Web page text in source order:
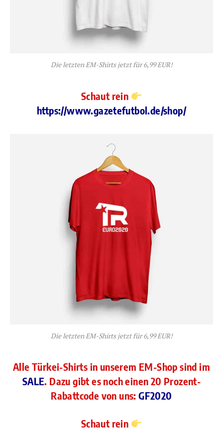
Die letzten EM-Shirts jetzt für 6,99 EUR!
Schaut rein
https://www.gazetefutbol.de/shop/
Die letzten EM-Shirts jetzt für 6,99 EUR!
Alle Türkei-Shirts in unserem EM-Shop sind im
SALE. Dazu gibt es noch einen 20 Prozent-
Rabattcode von uns:GF2020
Schaut rein